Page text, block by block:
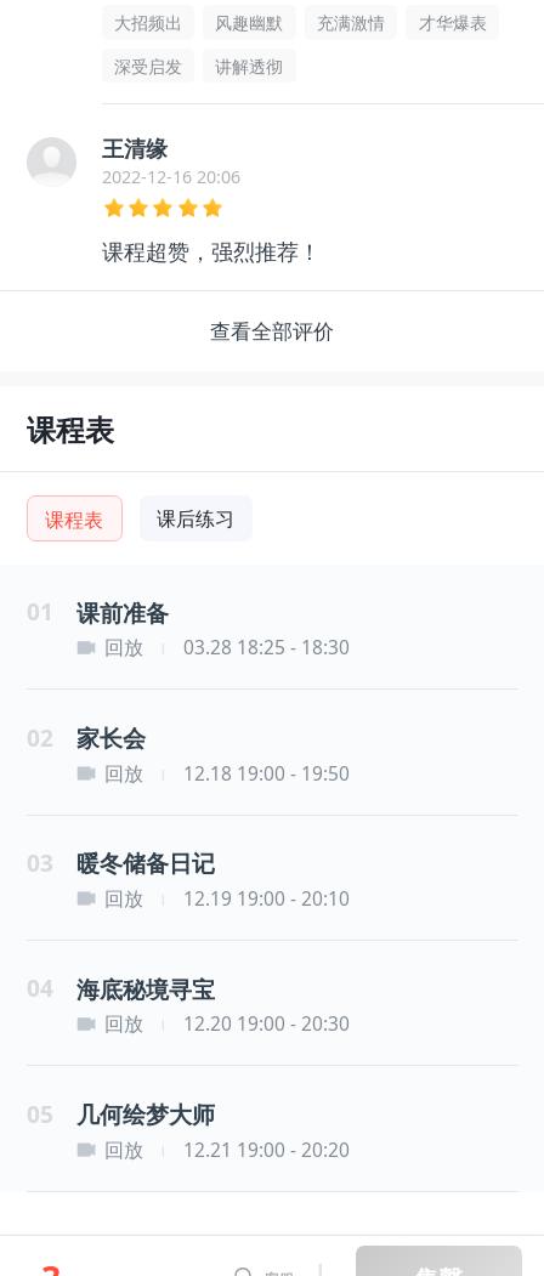
大招频出 风趣幽默 充满激情
才华爆表
深受启发
讲解透彻
王清缘
2022-12-16 20:06
课程超赞，强烈推荐！
查看全部评价
课程表
课程表 课后练习
01 课前准备
回放 03.28 18:25 - 18:30
02 家长会
回放 12.18 19:00 - 19:50
03 暖冬储备日记
回放 12.19 19:00 - 20:10
04 海底秘境寻宝
回放 12.20 19:00 - 20:30
05 几何绘梦大师
回放 12.21 19:00 - 20:20